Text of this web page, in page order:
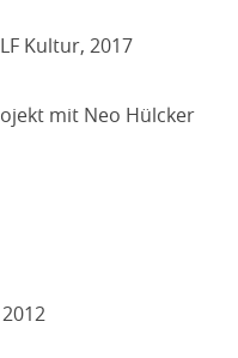
Kultur, 2017
mit Neo Hülcker